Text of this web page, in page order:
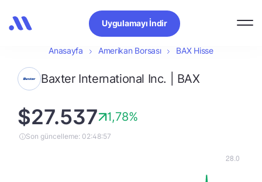
Uygulamayı İndir
Anasayfa Amerikan Borsası BAX Hisse
Baxter International Inc. | BAX
$27.537 1,78%
Son güncelleme: 02:48:57